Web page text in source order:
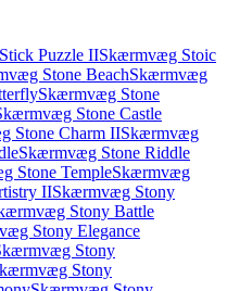
Puzzle IISkærmvæg Stoic
Stone BeachSkærmvæg
Skærmvæg Stone
Stone Castle
Stone Charm IISkærmvæg
Skærmvæg Stone Riddle
Stone TempleSkærmvæg
IISkærmvæg Stony
Stony Battle
Stony Elegance
Stony
Stony